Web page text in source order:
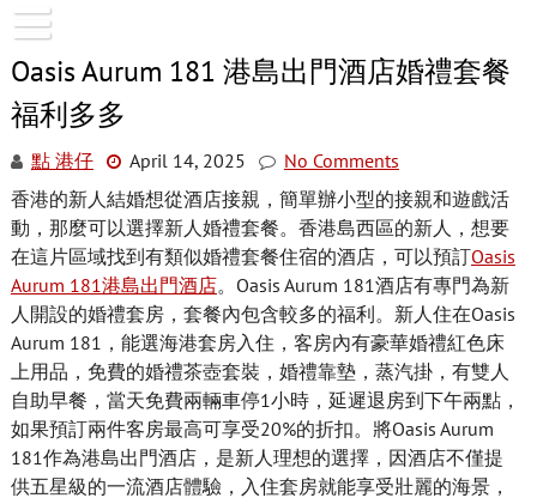
Oasis Aurum 181 港島出門酒店婚禮套餐
福利多多
點 港仔 April 14, 2025
No Comments
香港的新人結婚想從酒店接親，簡單辦小型的接親和遊戲活
動，那麼可以選擇新人婚禮套餐。香港島西區的新人，想要
在這片區域找到有類似婚禮套餐住宿的酒店，可以預訂Oasis
Aurum 181港島出門酒店。Oasis Aurum 181酒店有專門為新
人開設的婚禮套房，套餐內包含較多的福利。新人住在Oasis
Aurum 181，能選海港套房入住，客房內有豪華婚禮紅色床
上用品，免費的婚禮茶壺套裝，婚禮靠墊，蒸汽掛，有雙人
自助早餐，當天免費兩輛車停1小時，延遲退房到下午兩點，
如果預訂兩件客房最高可享受20%的折扣。將Oasis Aurum
181作為港島出門酒店，是新人理想的選擇，因酒店不僅提
供五星級的一流酒店體驗，入住套房就能享受壯麗的海景，